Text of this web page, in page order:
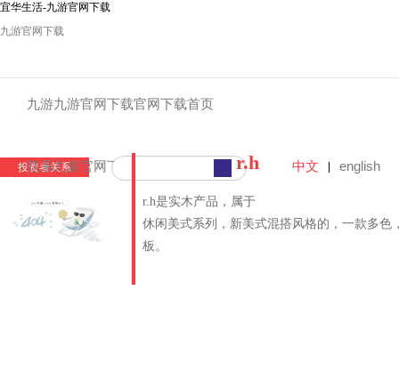
宜华生活-九游官网下载
九游官网下载
九游九游官网下载官网下载首页
联系九游官网下载
投资者关系 中文 english
r.h
r.h是实木产品，属于
休闲美式系列，新美式混搭风格的，一款多
板。